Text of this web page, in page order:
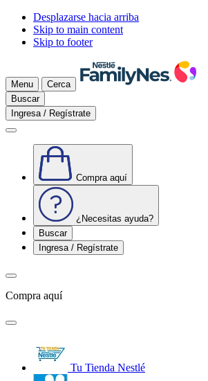
Desplazarse hacia arriba
Skip to main content
Skip to footer
Menu
Cerca
Buscar
Ingresa / Regístrate
Compra aquí
¿Necesitas ayuda?
Buscar
Ingresa / Regístrate
Compra aquí
Tu Tienda Nestlé